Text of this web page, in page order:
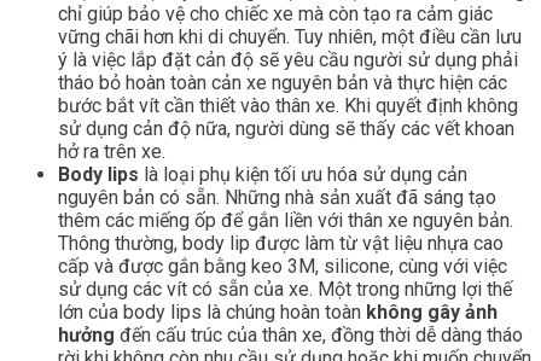
chỉ giúp bảo vệ cho chiếc xe mà còn tạo ra cảm giác
vững chãi hơn khi di chuyển. Tuy nhiên, một điều cần lưu
ý là việc lắp đặt cản độ sẽ yêu cầu người sử dụng phải
tháo bỏ hoàn toàn cản xe nguyên bản và thực hiện các
bước bắt vít cần thiết vào thân xe. Khi quyết định không
sử dụng cản độ nữa, người dùng sẽ thấy các vết khoan
hở ra trên xe.
Body lips là loại phụ kiện tối ưu hóa sử dụng cản
nguyên bản có sẵn. Những nhà sản xuất đã sáng tạo
thêm các miếng ốp để gắn liền với thân xe nguyên bản.
Thông thường, body lip được làm từ vật liệu nhựa cao
cấp và được gắn bằng keo 3M, silicone, cùng với việc
sử dụng các vít có sẵn của xe. Một trong những lợi thế
lớn của body lips là chúng hoàn toàn không gây ảnh
hưởng đến cấu trúc của thân xe, đồng thời dễ dàng tháo